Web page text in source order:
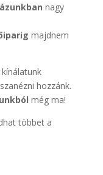
nagy
majdnem
hozzánk.
még ma!
többet a